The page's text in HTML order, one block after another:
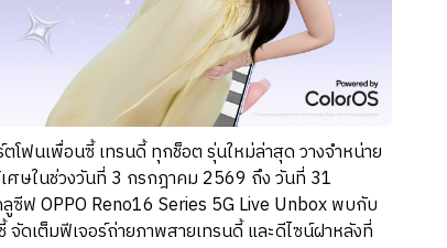
โฟนเพื่อนซี้ เทรนดี้ ทุกช็อต รุ่นใหม่ล่าสุด วางจำหน่าย
ศษในช่วงวันที่ 3 กรกฎาคม 2569 ถึง วันที่ 31
ฟ OPPO Reno16 Series 5G Live Unbox พบกับ
เต็มฟีเจอร์ถ่ายภาพสายเทรนดี้ และดีไซน์ฝาหลังที่